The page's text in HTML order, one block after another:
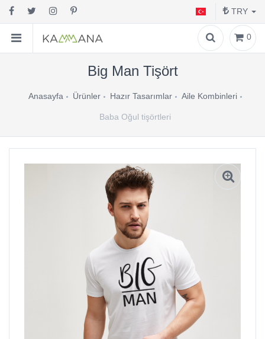
TRY
0
Big Man Tişört
Anasayfa Ürünler Hazır Tasarımlar Aile Kombinleri
Baba Oğul tişörtleri